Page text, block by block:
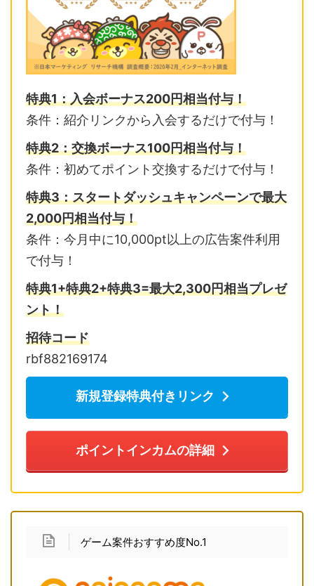
特典1：入会ボーナス200円相当付与！
条件：紹介リンクから入会するだけで付与！
特典2：交換ボーナス100円相当付与！
条件：初めてポイント交換するだけで付与！
特典3：スタートダッシュキャンペーンで最大
2,000円相当付与！
条件：今月中に10,000pt以上の広告案件利用
で付与！
特典1+特典2+特典3=最大2,300円相当プレゼ
ント！
招待コード
rbf882169174
新規登録特典付きリンク
ポイントインカムの詳細
ゲーム案件おすすめ度No.1